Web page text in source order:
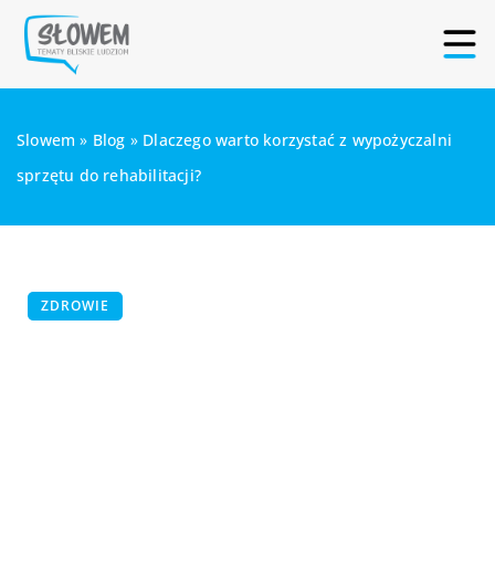
Slowem » Blog » Dlaczego warto korzystać z wypożyczalni
sprzętu do rehabilitacji?
ZDROWIE